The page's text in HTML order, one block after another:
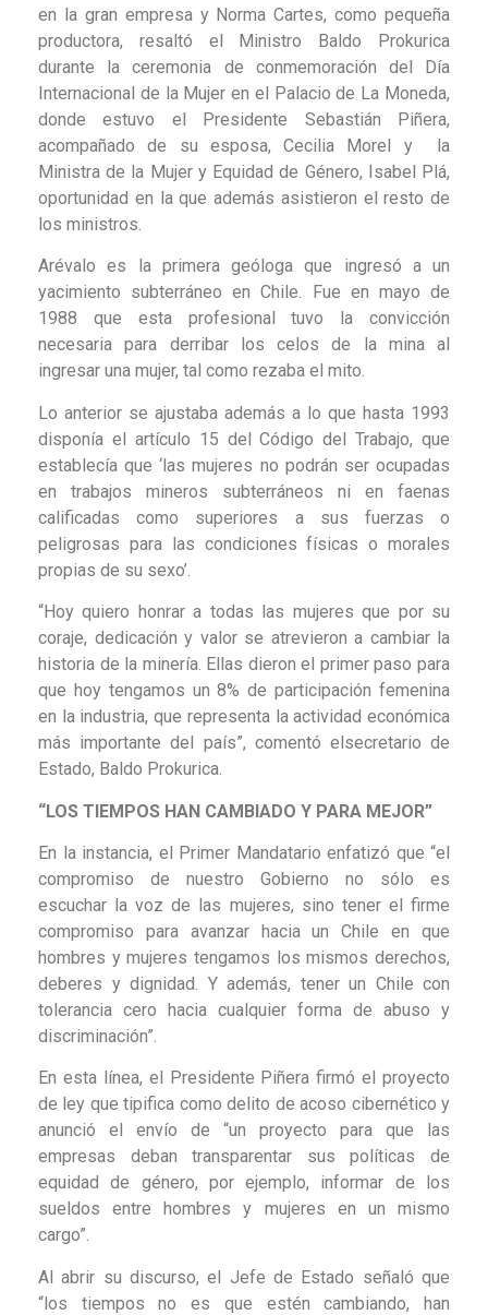
en la gran empresa y Norma Cartes, como pequeña
productora, resaltó el Ministro Baldo Prokurica
durante la ceremonia de conmemoración del Día
Internacional de la Mujer en el Palacio de La Moneda,
donde estuvo el Presidente Sebastián Piñera,
acompañado de su esposa, Cecilia Morel y la
Ministra de la Mujer y Equidad de Género, Isabel Plá,
oportunidad en la que además asistieron el resto de
los ministros.
Arévalo es la primera geóloga que ingresó a un
yacimiento subterráneo en Chile. Fue en mayo de
1988 que esta profesional tuvo la convicción
necesaria para derribar los celos de la mina al
ingresar una mujer, tal como rezaba el mito.
Lo anterior se ajustaba además a lo que hasta 1993
disponía el artículo 15 del Código del Trabajo, que
establecía que ‘las mujeres no podrán ser ocupadas
en trabajos mineros subterráneos ni en faenas
calificadas como superiores a sus fuerzas o
peligrosas para las condiciones físicas o morales
propias de su sexo’.
“Hoy quiero honrar a todas las mujeres que por su
coraje, dedicación y valor se atrevieron a cambiar la
historia de la minería. Ellas dieron el primer paso para
que hoy tengamos un 8% de participación femenina
en la industria, que representa la actividad económica
más importante del país”, comentó elsecretario de
Estado, Baldo Prokurica.
“LOS TIEMPOS HAN CAMBIADO Y PARA MEJOR”
En la instancia, el Primer Mandatario enfatizó que “el
compromiso de nuestro Gobierno no sólo es
escuchar la voz de las mujeres, sino tener el firme
compromiso para avanzar hacia un Chile en que
hombres y mujeres tengamos los mismos derechos,
deberes y dignidad. Y además, tener un Chile con
tolerancia cero hacia cualquier forma de abuso y
discriminación”.
En esta línea, el Presidente Piñera firmó el proyecto
de ley que tipifica como delito de acoso cibernético y
anunció el envío de “un proyecto para que las
empresas deban transparentar sus políticas de
equidad de género, por ejemplo, informar de los
sueldos entre hombres y mujeres en un mismo
cargo”.
Al abrir su discurso, el Jefe de Estado señaló que
“los tiempos no es que estén cambiando, han